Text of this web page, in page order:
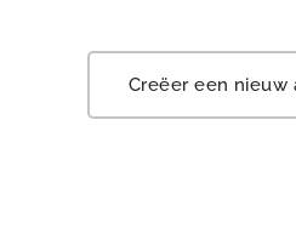
Creëer een nieuw